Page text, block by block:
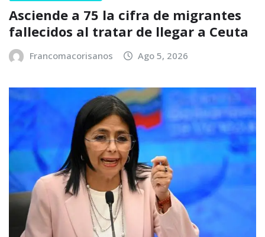
Asciende a 75 la cifra de migrantes
fallecidos al tratar de llegar a Ceuta
Francomacorisanos Ago 5, 2026